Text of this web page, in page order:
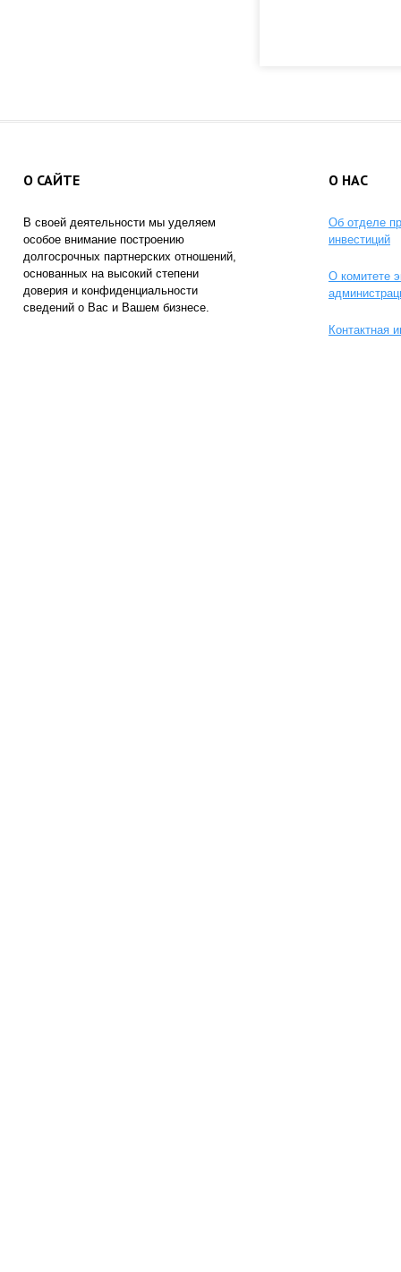
О САЙТЕ
В своей деятельности мы уделяем
особое внимание построению
долгосрочных партнерских отношений,
основанных на высокий степени
доверия и конфиденциальности
сведений о Вас и Вашем бизнесе.
О НАС
Об отделе
инвестиций
О комитете
Контактная